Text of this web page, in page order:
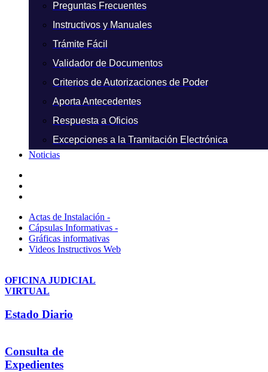
Preguntas Frecuentes
Instructivos y Manuales
Trámite Fácil
Validador de Documentos
Criterios de Autorizaciones de Poder
Aporta Antecedentes
Respuesta a Oficios
Excepciones a la Tramitación Electrónica
Noticias
Actas de Instalación -
Cápsulas Informativas -
Gráficas informativas
Videos Instructivos Web
OFICINA JUDICIAL
VIRTUAL
Estado Diario
Consulta de
Expedientes